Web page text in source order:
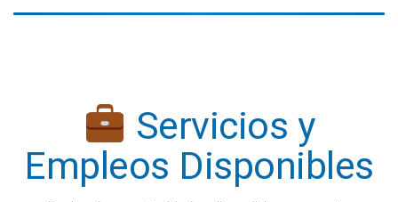
Servicios y
Empleos Disponibles